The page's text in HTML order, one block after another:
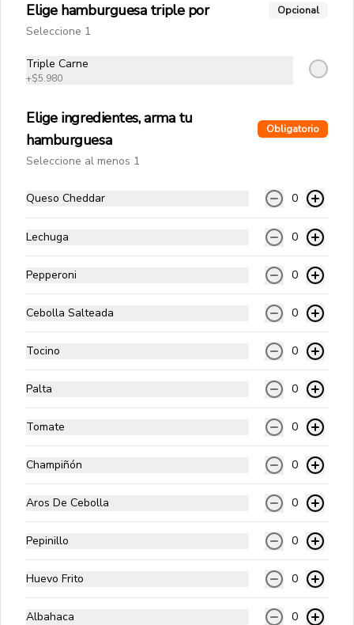
A Lo Pobre
Tradicional Bacon
Carne angus, queso cheddar, tocino,
Carne angus, queso cheddar, tocino,
pepperoni, choricillo y salsa golf.
$10.990
Carne angus, queso cheddar, palta,
champiñón fresco, albahaca, cebolla
Elige hamburguesa triple por Opcional
Seleccione 1
Triple Carne
+$5.980
Elige ingredientes, arma tu
hamburguesa
Obligatorio
Seleccione al menos 1
Queso Cheddar 0
Lechuga 0
Pepperoni 0
Cebolla Salteada 0
Tocino 0
Palta 0
Tomate 0
Champiñón 0
Aros De Cebolla 0
Pepinillo 0
Huevo Frito 0
Albahaca 0